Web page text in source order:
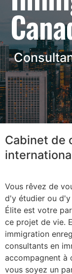
Cabinet de
Vous rêvez de
d'y étudier ou
Élite est votre
ce projet de vie.
immigration
consultants en
accompagnent à
vous soyez un